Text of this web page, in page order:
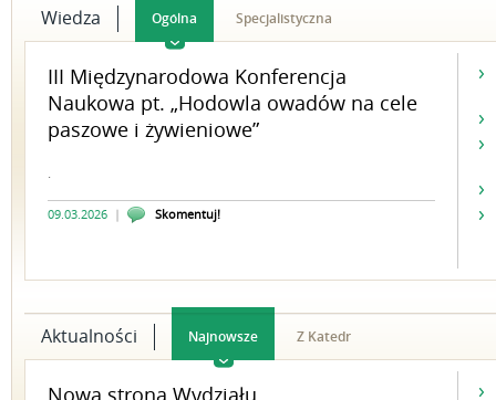
Wiedza Ogólna Specjalistyczna
III Międzynarodowa Konferencja
Naukowa pt. „Hodowla owadów na cele
paszowe i żywieniowe”
.
09.03.2026 | Skomentuj!
Aktualności Najnowsze Z Katedr